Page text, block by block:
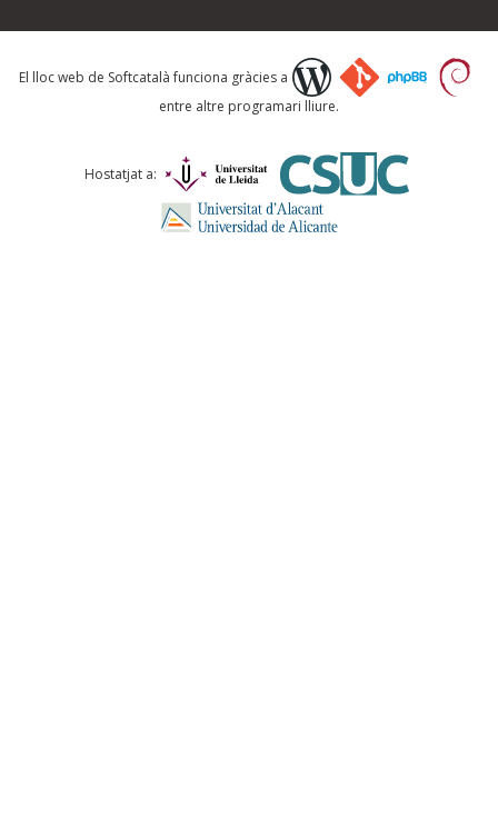
Què proposeu?
Comentari *
El lloc web de Softcatalà funciona gràcies a
entre altre programari lliure.
Hostatjat a: